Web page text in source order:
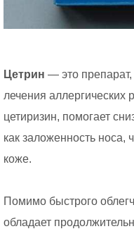
Цетрин — это
лечения аллергических
цетиризин, помогает
как заложенность носа,
коже.
Помимо быстрого
обладает